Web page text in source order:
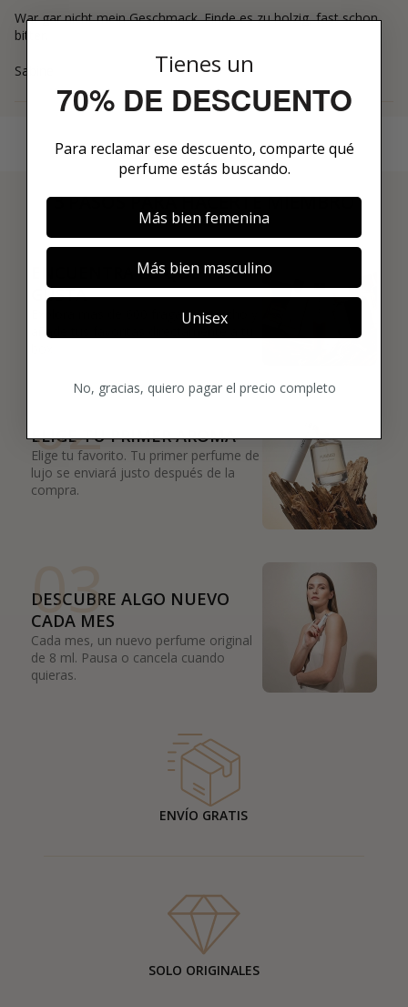
War gar nicht mein Geschmack. Finde es zu holzig, fast schon
bitter.
Sabine
3 PASOS PARA HACERTE MIEMBRO
01
ENCUENTRA LO QUE TE
GUSTA
Explora más de 600 fragancias nicho y
añade tus favoritas directamente a tu
02
ELIGE TU PRIMER AROMA
Elige tu favorito. Tu primer perfume de
lujo se enviará justo después de la
compra.
03
DESCUBRE ALGO NUEVO
CADA MES
Cada mes, un nuevo perfume original
de 8 ml. Pausa o cancela cuando
quieras.
ENVÍO GRATIS
SOLO ORIGINALES
Tienes un
70% DE DESCUENTO
Para reclamar ese descuento, comparte qué
perfume estás buscando.
Más bien femenina
Más bien masculino
Unisex
No, gracias, quiero pagar el precio completo